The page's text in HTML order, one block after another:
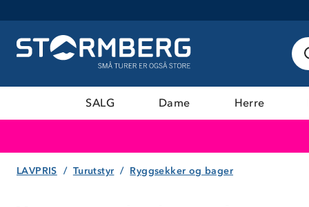
SALG Dame Herre
LAVPRIS Turutstyr Ryggsekker og bager